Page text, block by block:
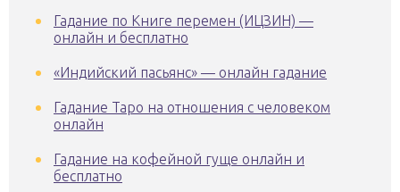
Гадание по Книге перемен (ИЦЗИН) —
онлайн и бесплатно
«Индийский пасьянс» — онлайн гадание
Гадание Таро на отношения с человеком
онлайн
Гадание на кофейной гуще онлайн и
бесплатно